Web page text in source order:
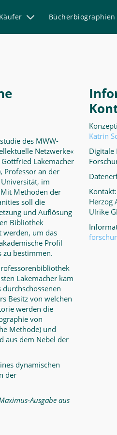
Käufer Bücherbiographien
des MWW-
Netzwerke«
Lakemacher
Professor an der
im
Methoden der
soll die
und Auflösung
Bibliothek
werden, um das
Profil
zu bestimmen.
Lakemacher kam
Besitz von welchen
werden die
von
Methode) und
aus dem Nebel der
dynamischen
der
Ausgabe aus
Katrin
Digitale
Herzog
Ulrike